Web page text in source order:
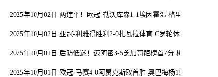
2025年10月02日 两连平！欧冠-勒沃库森1-1埃因霍温 格里马尔多中
2025年10月02日 亚冠-利雅得胜利2-0扎瓦拉体育 C罗轮休菲利克斯破
2025年10月01日 后防低迷！迈阿密3-5芝加哥距榜首7分 梅西抽射中
2025年10月01日 欧冠-马赛4-0阿贾克斯取首胜 奥巴梅杨1射2传格林伍